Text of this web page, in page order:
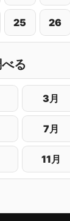
25 26
る
3月
7月
11月